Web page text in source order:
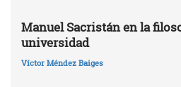
Manuel Sacristán en la
universidad
Víctor Méndez Baiges